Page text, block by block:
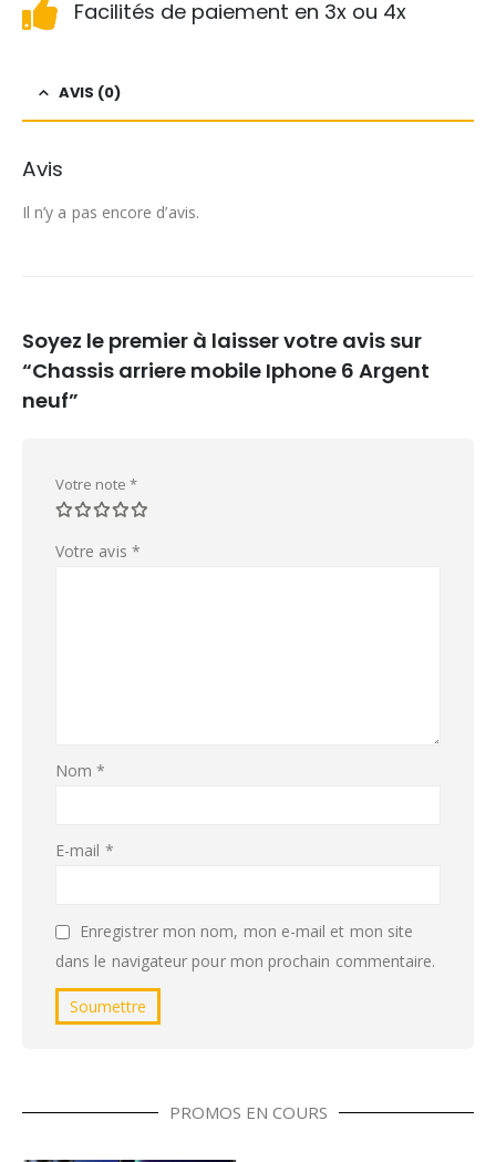
Facilités de paiement en 3x ou 4x
AVIS (0)
Avis
Il n’y a pas encore d’avis.
Soyez le premier à laisser votre avis sur
“Chassis arriere mobile Iphone 6 Argent
neuf”
Votre note *
Votre avis *
Nom*
E-mail *
Enregistrer mon nom, mon e-mail et mon site
dans le navigateur pour mon prochain commentaire.
PROMOS EN COURS